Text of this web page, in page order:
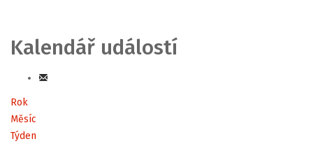
Kalendář událostí
Rok
Měsíc
Týden